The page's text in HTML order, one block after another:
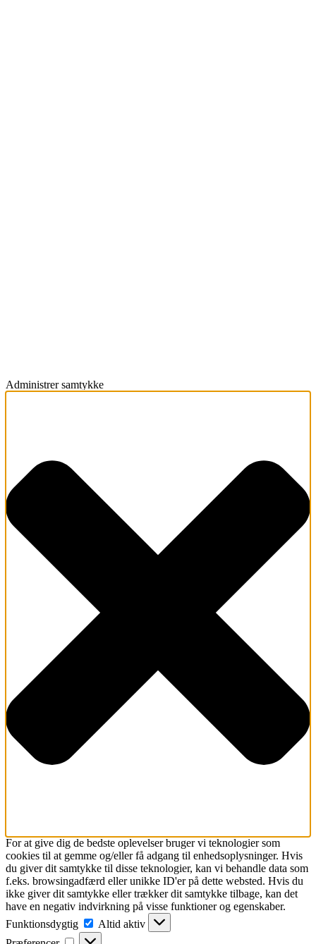
Administrer samtykke
For at give dig de bedste oplevelser bruger vi teknologier som
cookies til at gemme og/eller få adgang til enhedsoplysninger. Hvis
du giver dit samtykke til disse teknologier, kan vi behandle data som
f.eks. browsingadfærd eller unikke ID'er på dette websted. Hvis du
ikke giver dit samtykke eller trækker dit samtykke tilbage, kan det
have en negativ indvirkning på visse funktioner og egenskaber.
Funktionsdygtig
Funktionsdygtig
Altid aktiv
Præferencer